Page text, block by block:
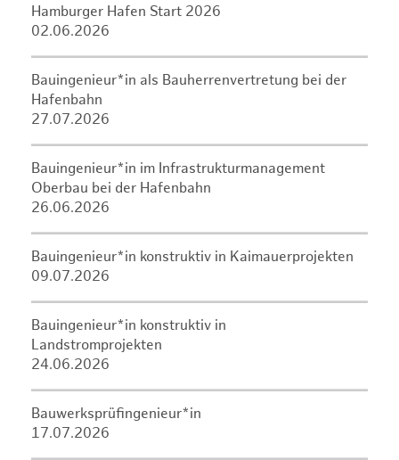
Hamburger Hafen Start 2026
02.06.2026
Bauingenieur*in als Bauherrenvertretung bei der
Hafenbahn
27.07.2026
Bauingenieur*in im Infrastrukturmanagement
Oberbau bei der Hafenbahn
26.06.2026
Bauingenieur*in konstruktiv in Kaimauerprojekten
09.07.2026
Bauingenieur*in konstruktiv in
Landstromprojekten
24.06.2026
Bauwerksprüfingenieur*in
17.07.2026